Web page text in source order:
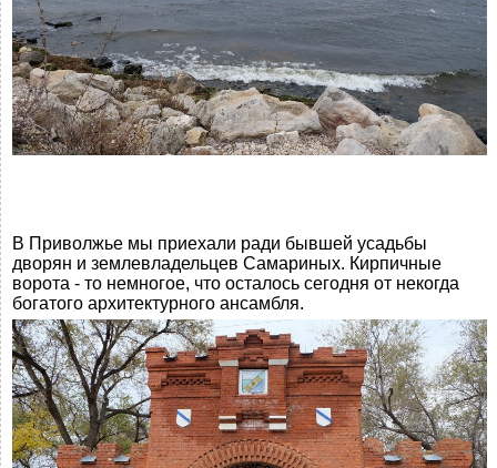
В Приволжье мы приехали ради бывшей усадьбы
дворян и землевладельцев Самариных. Кирпичные
ворота - то немногое, что осталось сегодня от некогда
богатого архитектурного ансамбля.